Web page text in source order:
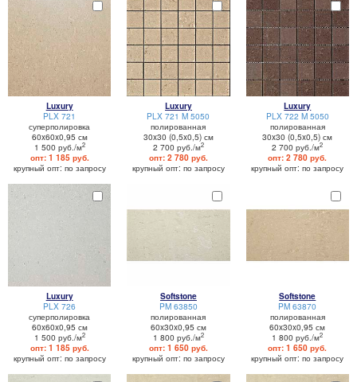
Luxury
PLX 721
суперполировка
60x60x0,95 см
1 500 руб./м2
опт: 1 185 руб.
крупный опт: по запросу
Luxury
PLX 721 M 5050
полированная
30x30 (0,5x0,5) см
2 700 руб./м2
опт: 2 780 руб.
крупный опт: по запросу
Luxury
PLX 722 M 5050
полированная
30x30 (0,5x0,5) см
2 700 руб./м2
опт: 2 780 руб.
крупный опт: по запросу
Luxury
PLX 726
суперполировка
60x60x0,95 см
1 500 руб./м2
опт: 1 185 руб.
крупный опт: по запросу
Softstone
PM 63850
полированная
60x30x0,95 см
1 800 руб./м2
опт: 1 650 руб.
крупный опт: по запросу
Softstone
PM 63870
полированная
60x30x0,95 см
1 800 руб./м2
опт: 1 650 руб.
крупный опт: по запросу